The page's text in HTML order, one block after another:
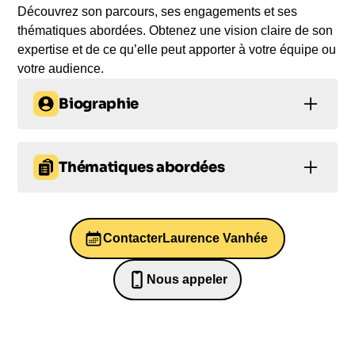
Découvrez son parcours, ses engagements et ses
thématiques abordées. Obtenez une vision claire de son
expertise et de ce qu’elle peut apporter à votre équipe ou
votre audience.
Biographie
qui a gravi les échelons dans le domaine des
ressources humaines, autant dans des entreprises
transformé la fonction RH en un enjeu stratégique
en se concentrant sur le changement
organisationnel et culturel, ainsi que sur
l'introduction de modèles innovants en gestion des
hommes. Elle a également mis en avant la notion
Thématiques abordées
Communication
Conduite du changement
ContacterLaurence Vanhée
Nous appeler
0652698481